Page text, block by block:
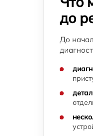
Замена
Sharp
Замена
до
До